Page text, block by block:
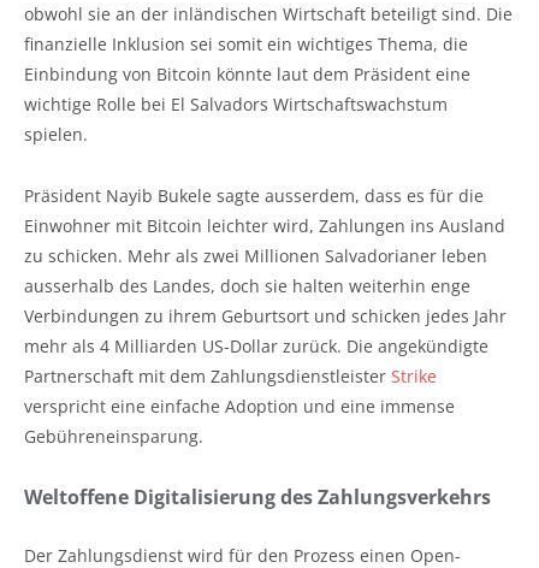
obwohl sie an der inländischen Wirtschaft beteiligt sind. Die
finanzielle Inklusion sei somit ein wichtiges Thema, die
Einbindung von Bitcoin könnte laut dem Präsident eine
wichtige Rolle bei El Salvadors Wirtschaftswachstum
spielen.
Präsident Nayib Bukele sagte ausserdem, dass es für die
Einwohner mit Bitcoin leichter wird, Zahlungen ins Ausland
zu schicken. Mehr als zwei Millionen Salvadorianer leben
ausserhalb des Landes, doch sie halten weiterhin enge
Verbindungen zu ihrem Geburtsort und schicken jedes Jahr
mehr als 4 Milliarden US-Dollar zurück. Die angekündigte
Partnerschaft mit dem Zahlungsdienstleister Strike
verspricht eine einfache Adoption und eine immense
Gebühreneinsparung.
Weltoffene Digitalisierung des Zahlungsverkehrs
Der Zahlungsdienst wird für den Prozess einen Open-